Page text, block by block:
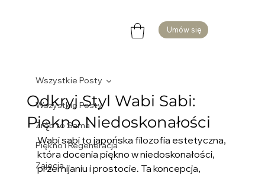
Umów się
Wszystkie Posty
Zrób to Sama
Piękno i Regeneracja
Zajęcia
Wszystkie Posty
Odkryj Styl Wabi Sabi:
Piękno Niedoskonałości
Wabi sabi to japońska filozofia estetyczna,
która docenia piękno w niedoskonałości,
przemijaniu i prostocie. Ta koncepcja,